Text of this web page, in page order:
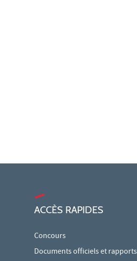
ACCÈS RAPIDES
Concours
Documents officiels et rapports